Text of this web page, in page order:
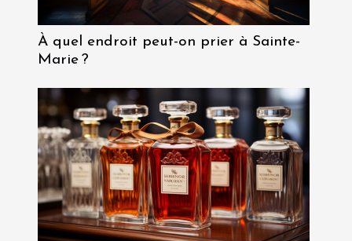
À quel endroit peut-on prier à Sainte-
Marie ?